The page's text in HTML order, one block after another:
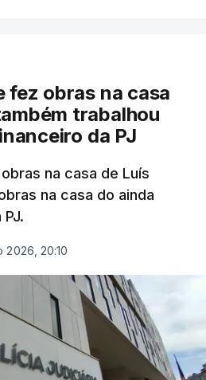
fez obras na casa
trabalhou
da PJ
na casa de Luís
na casa do ainda
2026, 20:10